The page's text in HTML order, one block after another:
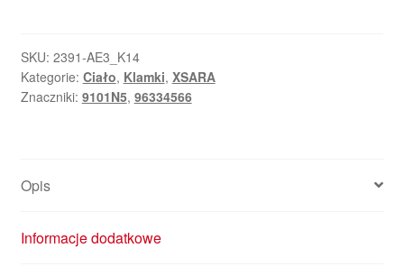
drzwi
Citroëna
Xsara
SKU: 2391-AE3_K14
Kategorie: Ciało, Klamki, XSARA
Znaczniki: 9101N5, 96334566
Opis
Informacje dodatkowe